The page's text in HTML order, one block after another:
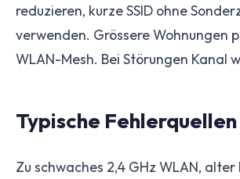
reduzieren, kurze SSID ohne
verwenden. Grössere Wohnungen
WLAN-Mesh. Bei Störungen Kanal
Typische Fehlerquellen
Zu schwaches 2,4 GHz WLAN, alter